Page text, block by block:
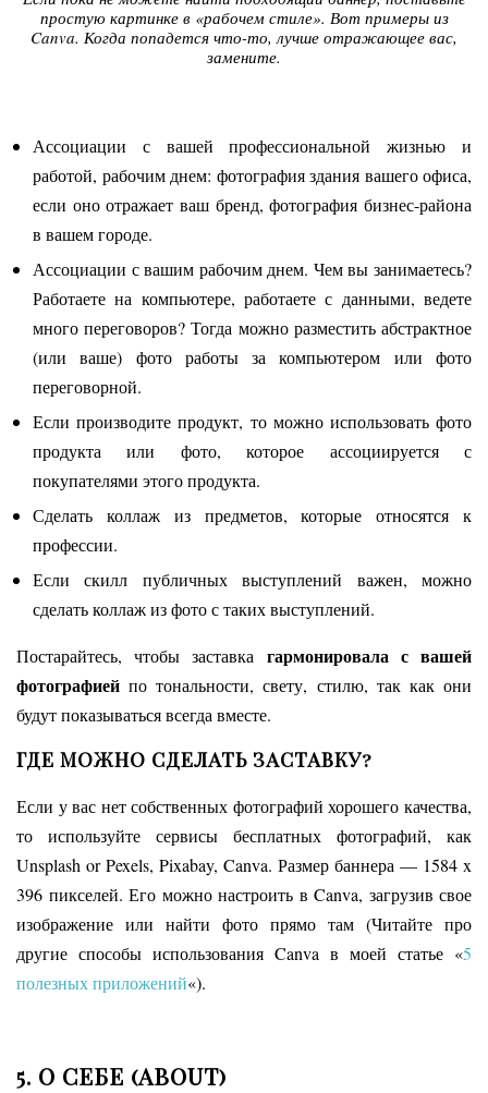
простую картинке в «рабочем стиле». Вот примеры из
Canva. Когда попадется что-то, лучше отражающее вас,
замените.
Ассоциации с вашей профессиональной жизнью и
работой, рабочим днем: фотография здания вашего офиса,
если оно отражает ваш бренд, фотография бизнес-района
в вашем городе.
Ассоциации с вашим рабочим днем. Чем вы занимаетесь?
Работаете на компьютере, работаете с данными, ведете
много переговоров? Тогда можно разместить абстрактное
(или ваше) фото работы за компьютером или фото
переговорной.
Если производите продукт, то можно использовать фото
продукта или фото, которое ассоциируется с
покупателями этого продукта.
Сделать коллаж из предметов, которые относятся к
профессии.
Если скилл публичных выступлений важен, можно
сделать коллаж из фото с таких выступлений.
Постарайтесь, чтобы заставка гармонировала с вашей
фотографией по тональности, свету, стилю, так как они
будут показываться всегда вместе.
ГДЕ МОЖНО СДЕЛАТЬ ЗАСТАВКУ?
Если у вас нет собственных фотографий хорошего качества,
то используйте сервисы бесплатных фотографий, как
Unsplash or Pexels, Pixabay, Canva. Размер баннера — 1584 x
396 пикселей. Его можно настроить в Canva, загрузив свое
изображение или найти фото прямо там (Читайте про
другие способы использования Canva в моей статье «5
полезных приложений«).
5. О СЕБЕ (ABOUT)